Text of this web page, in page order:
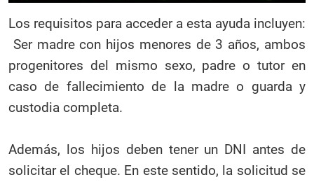
Los requisitos para acceder a esta ayuda incluyen:
Ser madre con hijos menores de 3 años, ambos
progenitores del mismo sexo, padre o tutor en
caso de fallecimiento de la madre o guarda y
custodia completa.
Además, los hijos deben tener un DNI antes de
solicitar el cheque. En este sentido, la solicitud se